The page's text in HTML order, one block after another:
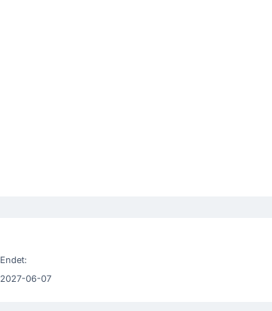
Endet:
2027-06-07